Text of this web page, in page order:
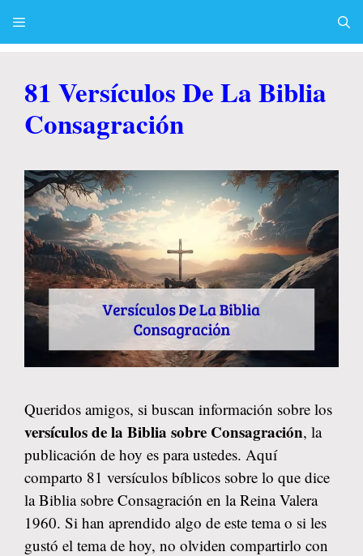
81 Versículos De La Biblia
Consagración
Queridos amigos, si buscan información sobre los
versículos de la Biblia sobre Consagración, la
publicación de hoy es para ustedes. Aquí
comparto 81 versículos bíblicos sobre lo que dice
la Biblia sobre Consagración en la Reina Valera
1960. Si han aprendido algo de este tema o si les
gustó el tema de hoy, no olviden compartirlo con